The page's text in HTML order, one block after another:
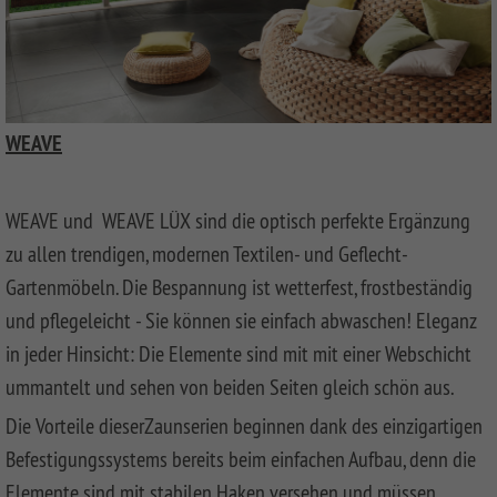
FLOW
SYSTEM
PLATINUM
XL
SYSTEM
WPC
PLATINUM
SYSTEM
WPC
XL
SYSTEM
WPC
WPC
WPC
SYSTEM
HOLZ
NEO
DESIGN
ARZAGO
GADA
XL
BAMBU
LETTLAND
&
LONGLIFE
Garden
LONGLIFE
CLEO
CARA
LONGLIFE
CARA
Front
Garden
Of
And
Metal
SYSTEM
RHOMBUS
Front
Garden
Fence
SQUADRA
Front
Wooden
Front
Garden
Fences
KIBU
Thermo-
Holz
Decking
DREAMDECK
DREAMDECK
PRESTIGE
WPC
PLATINUM
DREAMDECK
WPC
BICOLOR
DREAMDECK
WPC
PLUS
DREAMDECK
Lichtsystem
Bin
BINTO
Playground
WINNETOO
PRO
Sandboxes
and
Playground
Equipment
Playcenter
And
Swings
Thermoholz
Pflanzkästen
Rhombus
Planters
WPC
Planters
Softwood
Planters
pressure
Wish
list(0)
Videos
Videos
Materialkunde
WEAVE
WEAVE und WEAVE LÜX sind die optisch perfekte Ergänzung
zu allen trendigen, modernen Textilen- und Geflecht-
Gartenmöbeln. Die Bespannung ist wetterfest, frostbeständig
und pflegeleicht - Sie können sie einfach abwaschen! Eleganz
in jeder Hinsicht: Die Elemente sind mit mit einer Webschicht
ummantelt und sehen von beiden Seiten gleich schön aus.
Die Vorteile dieserZaunserien beginnen dank des einzigartigen
Befestigungssystems bereits beim einfachen Aufbau, denn die